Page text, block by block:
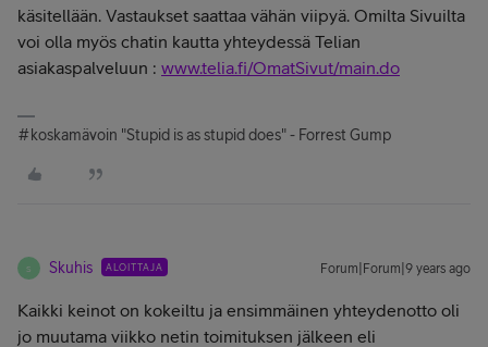
käsitellään. Vastaukset saattaa vähän viipyä. Omilta Sivuilta
voi olla myös chatin kautta yhteydessä Telian
asiakaspalveluun : www.telia.fi/OmatSivut/main.do
#koskamävoin "Stupid is as stupid does" - Forrest Gump
S Skuhis ALOITTAJA Forum|Forum|9 years ago
Kaikki keinot on kokeiltu ja ensimmäinen yhteydenotto oli
jo muutama viikko netin toimituksen jälkeen eli